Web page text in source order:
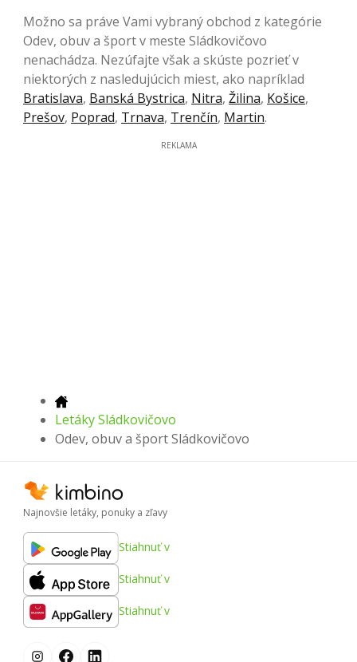
Možno sa práve Vami vybraný obchod z kategórie
Odev, obuv a šport v meste Sládkovičovo
nenachádza. Nezúfajte však a skúste pozrieť v
niektorých z nasledujúcich miest, ako napríklad
Bratislava, Banská Bystrica, Nitra, Žilina, Košice,
Prešov, Poprad, Trnava, Trenčín, Martin.
REKLAMA
Letáky Sládkovičovo
Odev, obuv a šport Sládkovičovo
Najnovšie letáky, ponuky a zľavy
Stiahnuť v
Stiahnuť v
Stiahnuť v